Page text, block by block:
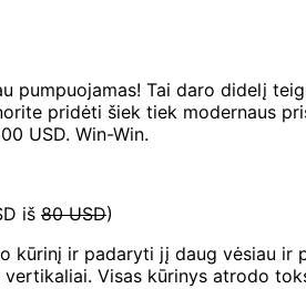
pumpuojamas! Tai daro didelį
pridėti šiek tiek modernaus
USD. Win-Win.
iš 80 USD)
kūrinį ir padaryti jį daug vėsiau ir
Visas kūrinys atrodo